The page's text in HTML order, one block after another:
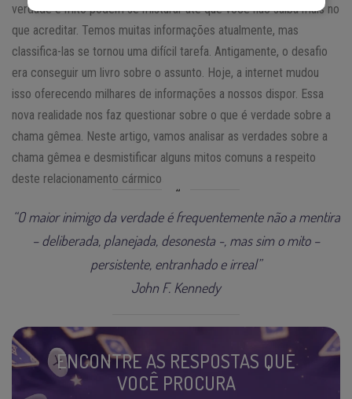
verdade e mito podem se misturar até que você não saiba mais no
que acreditar. Temos muitas informações atualmente, mas
classifica-las se tornou uma difícil tarefa. Antigamente, o desafio
era conseguir um livro sobre o assunto. Hoje, a internet mudou
isso oferecendo milhares de informações a nossos dispor. Essa
nova realidade nos faz questionar sobre o que é verdade sobre a
chama gêmea. Neste artigo, vamos analisar as verdades sobre a
chama gêmea e desmistificar alguns mitos comuns a respeito
deste relacionamento cármico.
“O maior inimigo da verdade é frequentemente não a mentira
– deliberada, planejada, desonesta -, mas sim o mito –
persistente, entranhado e irreal”
John F. Kennedy
ENCONTRE AS RESPOSTAS QUE
VOCÊ PROCURA